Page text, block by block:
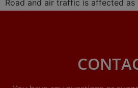
Road and air traffic is affected as